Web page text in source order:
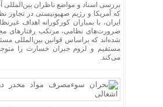
بررسی اسناد و مواضع ناظران بین‌المللی
که آمریکا و رژیم صهیونیستی در تجاوز
ایران، با بمباران کورکورانه اهداف
ضرورت‌های نظامی، مرتکب رفتار‌های
شده‌اند که براساس قوانین بین‌المللی
مستقیم و لزوم جبران خسارت را
می‌کند.